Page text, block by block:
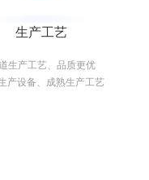
生产工艺
生产工艺、品质更优
产设备、成熟生产工艺